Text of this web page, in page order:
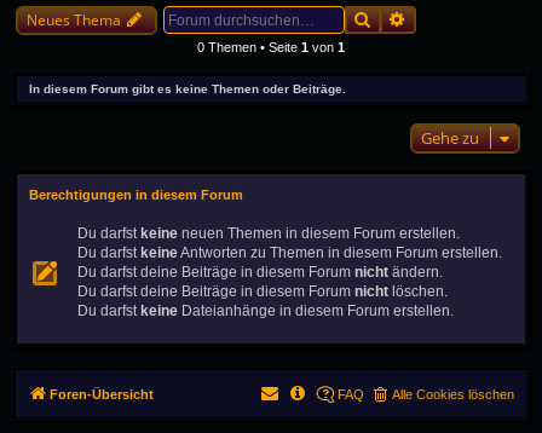
Neues Thema SucheErweiterte Suche
0 Themen • Seite 1 von 1
In diesem Forum gibt es keine Themen oder Beiträge.
Gehe zu
Berechtigungen in diesem Forum
Du darfstkeine neuen Themen in diesem Forum erstellen.
Du darfstkeineAntworten zu Themen in diesem Forum erstellen.
Du darfst deine Beiträge in diesem Forum nicht ändern.
Du darfst deine Beiträge in diesem Forum nicht löschen.
Du darfstkeine Dateianhänge in diesem Forum erstellen.
Foren-Übersicht Alle Cookies löschen
FAQ